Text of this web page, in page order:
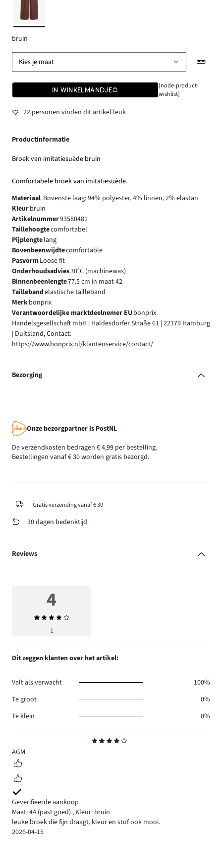
bruin
Kies je maat
IN WINKELMANDJE
[node-product-
wishlist]
22 personen vinden dit artikel leuk
Productinformatie
Broek van imitatiesuède bruin
Comfortabele broek van imitatiesuède.
Materiaal Bovenste laag: 94% polyester, 4% linnen, 2% elastan
Kleurbruin
Artikelnummer93580481
Taillehoogtecomfortabel
Pijplengtelang
Bovenbeenwijdtecomfortable
PasvormLoose fit
Onderhoudsadvies30°C (machinewas)
Binnenbeenlengte77.5 cm in maat 42
Taillebandelastische tailleband
Merkbonprix
Verantwoordelijke marktdeelnemer EUbonprix
Handelsgesellschaft mbH | Haldesdorfer Straße 61 | 22179 Hamburg
| Duitsland, Contact:
https://www.bonprix.nl/klantenservice/contact/
Bezorging
Onze bezorgpartner is PostNL
De verzendkosten bedragen € 4,99 per bestelling.
Bestellingen vanaf € 30 worden gratis bezorgd.
Gratis verzending vanaf € 30
30 dagen bedenktijd
Reviews
4
AGM
Geverifieerde aankoop
Maat: 44 (past goed) , Kleur: bruin
leuke broek die fijn draagt, kleur en stof ook mooi.
2026-04-15
4
Gemiddelde
beoordeling
1
Dit zeggen klanten over het artikel:
Valt als verwacht
100%
Te groot
0%
Te klein
0%